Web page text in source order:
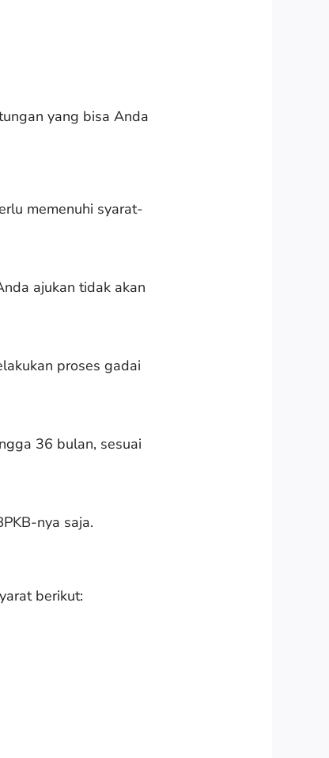
yang bisa Anda
memenuhi syarat-
ajukan tidak akan
proses gadai
36 bulan, sesuai
nya saja.
berikut: